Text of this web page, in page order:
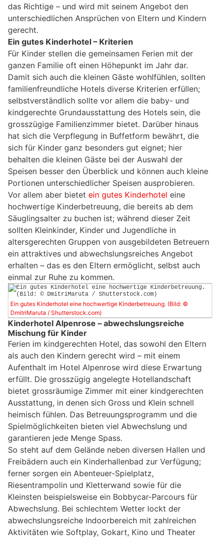
das Richtige – und wird mit seinem Angebot den
unterschiedlichen Ansprüchen von Eltern und Kindern
gerecht.
Ein gutes Kinderhotel – Kriterien
Für Kinder stellen die gemeinsamen Ferien mit der
ganzen Familie oft einen Höhepunkt im Jahr dar.
Damit sich auch die kleinen Gäste wohlfühlen, sollten
familienfreundliche Hotels diverse Kriterien erfüllen;
selbstverständlich sollte vor allem die baby- und
kindgerechte Grundausstattung des Hotels sein, die
grosszügige Familienzimmer bietet. Darüber hinaus
hat sich die Verpflegung in Buffetform bewährt, die
sich für Kinder ganz besonders gut eignet; hier
behalten die kleinen Gäste bei der Auswahl der
Speisen besser den Überblick und können auch kleine
Portionen unterschiedlicher Speisen ausprobieren.
Vor allem aber bietet ein gutes Kinderhotel eine
hochwertige Kinderbetreuung, die bereits ab dem
Säuglingsalter zu buchen ist; während dieser Zeit
sollten Kleinkinder, Kinder und Jugendliche in
altersgerechten Gruppen von ausgebildeten Betreuern
ein attraktives und abwechslungsreiches Angebot
erhalten – das es den Eltern ermöglicht, selbst auch
einmal zur Ruhe zu kommen.
Ein gutes Kinderhotel eine hochwertige Kinderbetreuung. (Bild: ©
DmitriMaruta / Shutterstock.com)
Kinderhotel Alpenrose – abwechslungsreiche
Mischung für Kinder
Ferien im kindgerechten Hotel, das sowohl den Eltern
als auch den Kindern gerecht wird – mit einem
Aufenthalt im Hotel Alpenrose wird diese Erwartung
erfüllt. Die grosszügig angelegte Hotellandschaft
bietet grossräumige Zimmer mit einer kindgerechten
Ausstattung, in denen sich Gross und Klein schnell
heimisch fühlen. Das Betreuungsprogramm und die
Spielmöglichkeiten bieten viel Abwechslung und
garantieren jede Menge Spass.
So steht auf dem Gelände neben diversen Hallen und
Freibädern auch ein Kinderhallenbad zur Verfügung;
ferner sorgen ein Abenteuer-Spielplatz,
Riesentrampolin und Kletterwand sowie für die
Kleinsten beispielsweise ein Bobbycar-Parcours für
Abwechslung. Bei schlechtem Wetter lockt der
abwechslungsreiche Indoorbereich mit zahlreichen
Aktivitäten wie Softplay, Gokart, Kino und Theater